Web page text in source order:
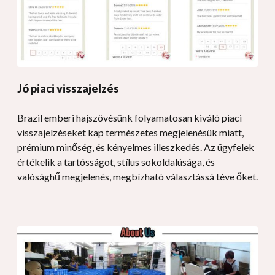
Jó piaci visszajelzés
Brazil emberi hajszövésünk folyamatosan kiváló piaci
visszajelzéseket kap természetes megjelenésük miatt,
prémium minőség, és kényelmes illeszkedés. Az ügyfelek
értékelik a tartósságot, stílus sokoldalúsága, és
valósághű megjelenés, megbízható választássá téve őket.